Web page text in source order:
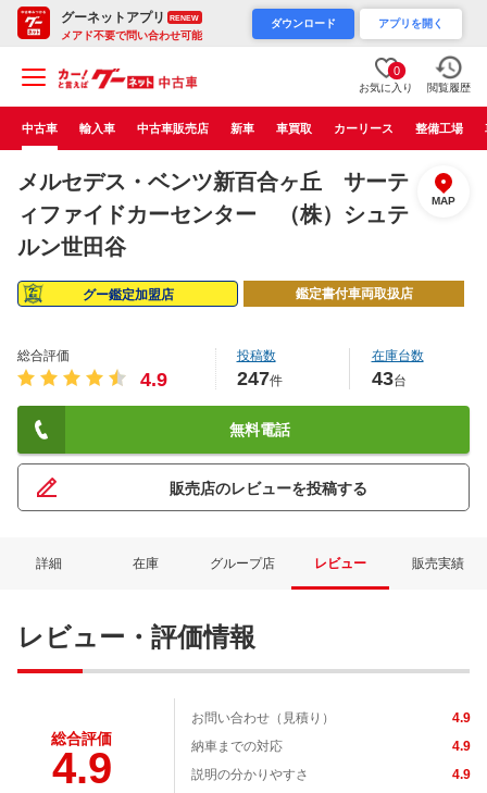
グーネットアプリ RENEW
メアド不要で問い合わせ可能
ダウンロード アプリを開く
0
お気に入り 閲覧履歴
中古車 輸入車 中古車販売店 新車 車買取 カーリース 整備工場
メルセデス・ベンツ新百合ヶ丘 サーテ
ィファイドカーセンター （株）シュテ
ルン世田谷
MAP
グー鑑定加盟店 鑑定書付車両取扱店
総合評価
4.9
投稿数
247件
在庫台数
43台
無料電話
販売店のレビューを投稿する
詳細 在庫 グループ店 レビュー 販売実績
レビュー・評価情報
総合評価
4.9
お問い合わせ（見積り）
4.9
納車までの対応
4.9
説明の分かりやすさ
4.9